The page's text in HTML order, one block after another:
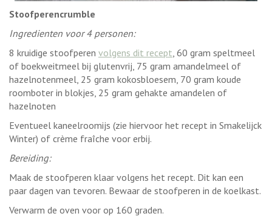
Stoofperencrumble
Ingredienten voor 4 personen:
8 kruidige stoofperen volgens dit recept , 60 gram speltmeel
of boekweitmeel bij glutenvrij, 75 gram amandelmeel of
hazelnotenmeel, 25 gram kokosbloesem, 70 gram koude
roomboter in blokjes, 25 gram gehakte amandelen of
hazelnoten
Eventueel kaneelroomijs (zie hiervoor het recept in Smakelijck
Winter) of crème fraîche voor erbij.
Bereiding:
Maak de stoofperen klaar volgens het recept. Dit kan een
paar dagen van tevoren. Bewaar de stoofperen in de koelkast.
Verwarm de oven voor op 160 graden.